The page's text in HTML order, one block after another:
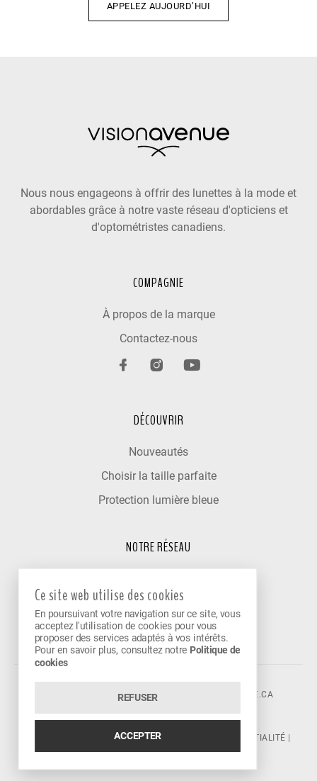
APPELEZ AUJOURD’HUI
Nous nous engageons à offrir des lunettes à la mode et
abordables grâce à notre vaste réseau d'opticiens et
d'optométristes canadiens.
COMPAGNIE
À propos de la marque
Contactez-nous
DÉCOUVRIR
Nouveautés
Choisir la taille parfaite
Protection lumière bleue
NOTRE RÉSEAU
Nos cliniques partenaires
Devenir partenaire
©2026 VISION AVENUE.CONTACT@VISIONAVENUE.CA
CONDITIONS D'UTILISATION| POLITIQUE DE CONFIDENTIALITÉ
POLITIQUE DE COOKIES
Ce site web utilise des cookies
En poursuivant votre navigation sur ce site, vous
acceptez l'utilisation de cookies pour vous
proposer des services adaptés à vos intérêts.
Pour en savoir plus, consultez notre Politique de
cookies
REFUSER
ACCEPTER